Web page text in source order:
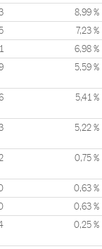
8,99 %
7,23 %
6,98 %
5,59 %
5,41 %
5,22 %
0,75 %
0,63 %
0,63 %
0,25 %